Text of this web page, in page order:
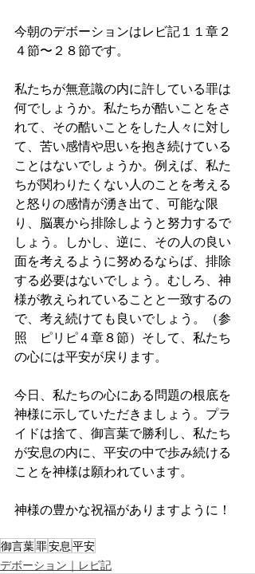
今朝のデボーションはレビ記１１章２
４節〜２８節です。
私たちが無意識の内に許している罪は
何でしょうか。私たちが酷いことをさ
れて、その酷いことをした人々に対し
て、苦い感情や思いを抱き続けている
ことはないでしょうか。例えば、私た
ちが関わりたくない人のことを考える
と怒りの感情が湧き出て、可能な限
り、脳裏から排除しようと努力するで
しょう。しかし、逆に、その人の良い
面を考えるように努めるならば、排除
する必要はないでしょう。むしろ、神
様が教えられていることと一致するの
で、考え続けても良いでしょう。（参
照　ピリピ４章８節）そして、私たち
の心には平安が戻ります。
今日、私たちの心にある問題の根底を
神様に示していただきましょう。プラ
イドは捨て、御言葉で勝利し、私たち
が安息の内に、平安の中で歩み続ける
ことを神様は願われています。
神様の豊かな祝福がありますように！
御言葉罪安息平安
デボーション｜レビ記